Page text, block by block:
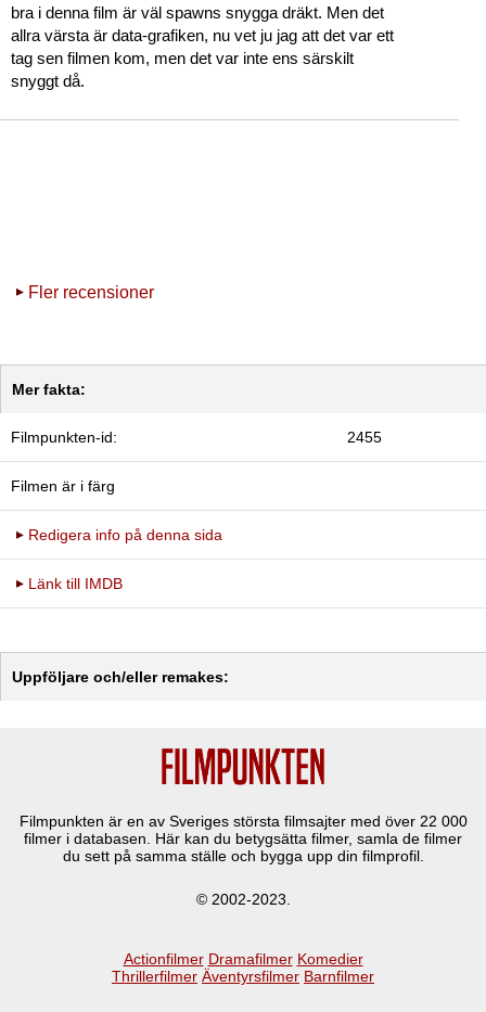
bra i denna film är väl spawns snygga dräkt. Men det
allra värsta är data-grafiken, nu vet ju jag att det var ett
tag sen filmen kom, men det var inte ens särskilt
snyggt då.
Fler recensioner
Mer fakta:
Filmpunkten-id: 2455
Filmen är i färg
Redigera info på denna sida
Länk till IMDB
Uppföljare och/eller remakes:
Filmpunkten är en av Sveriges största filmsajter med över 22 000
filmer i databasen. Här kan du betygsätta filmer, samla de filmer
du sett på samma ställe och bygga upp din filmprofil.
© 2002-2023.
Actionfilmer Dramafilmer Komedier
Thrillerfilmer Äventyrsfilmer Barnfilmer